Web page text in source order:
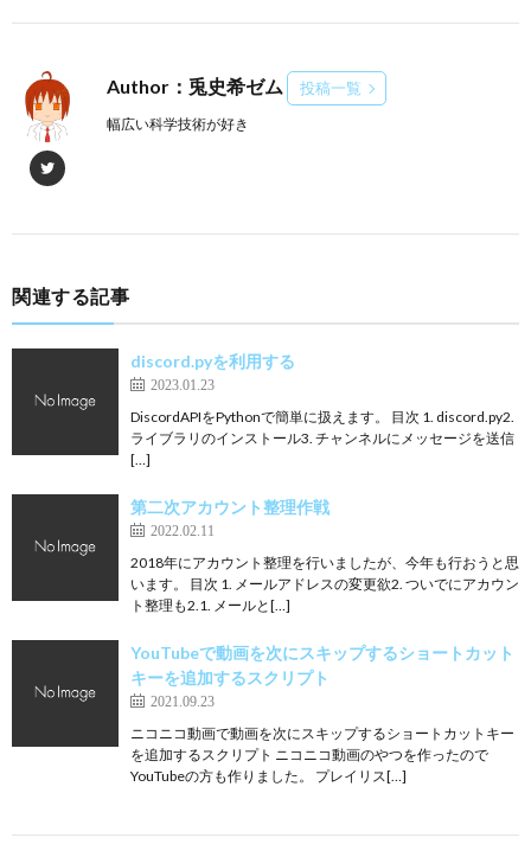
Author：兎史希ゼム 投稿一覧
幅広い科学技術が好き
関連する記事
discord.pyを利用する
2023.01.23
DiscordAPIをPythonで簡単に扱えます。 目次 1. discord.py2.
ライブラリのインストール3. チャンネルにメッセージを送信
[…]
第二次アカウント整理作戦
2022.02.11
2018年にアカウント整理を行いましたが、今年も行おうと思
います。 目次 1. メールアドレスの変更欲2. ついでにアカウン
ト整理も2.1. メールと[…]
YouTubeで動画を次にスキップするショートカット
キーを追加するスクリプト
2021.09.23
ニコニコ動画で動画を次にスキップするショートカットキー
を追加するスクリプト ニコニコ動画のやつを作ったので
YouTubeの方も作りました。 プレイリス[…]